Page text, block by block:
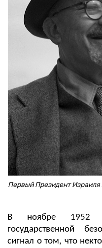
Первый Президент
В ноябре 1952
государственной
сигнал о том, что